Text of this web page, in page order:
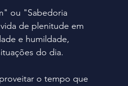
ou "Sabedoria
de plenitude em
e humildade,
do dia.
o tempo que